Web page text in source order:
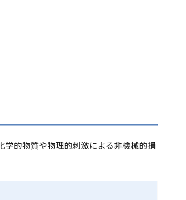
的物質や物理的刺激による非機械的損